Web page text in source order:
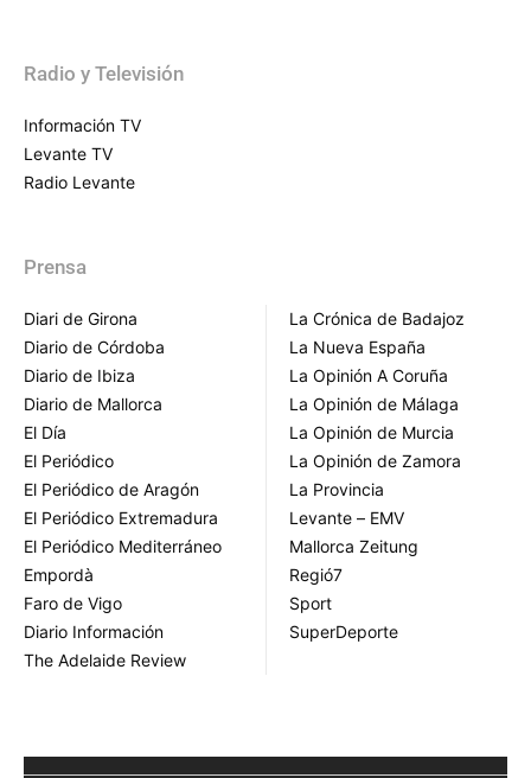
Radio y Televisión
Información TV
Levante TV
Radio Levante
Prensa
Diari de Girona
Diario de Córdoba
Diario de Ibiza
Diario de Mallorca
El Día
El Periódico
El Periódico de Aragón
El Periódico Extremadura
El Periódico Mediterráneo
Empordà
Faro de Vigo
Diario Información
The Adelaide Review
La Crónica de Badajoz
La Nueva España
La Opinión A Coruña
La Opinión de Málaga
La Opinión de Murcia
La Opinión de Zamora
La Provincia
Levante – EMV
Mallorca Zeitung
Regió7
Sport
SuperDeporte